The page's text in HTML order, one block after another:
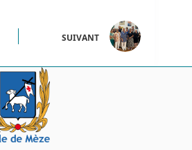
SUIVANT